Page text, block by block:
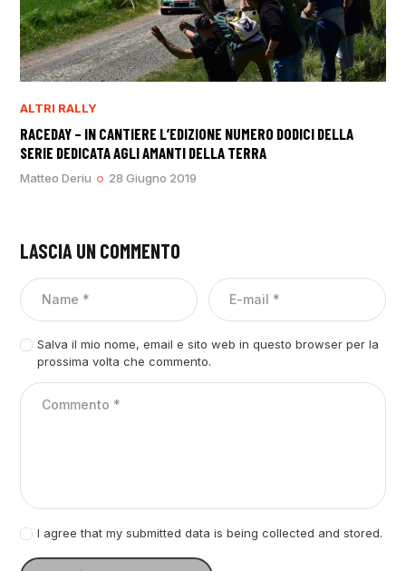
ALTRI RALLY
RACEDAY – IN CANTIERE L’EDIZIONE NUMERO DODICI DELLA
SERIE DEDICATA AGLI AMANTI DELLA TERRA
Matteo Deriu 28 Giugno 2019
LASCIA UN COMMENTO
Salva il mio nome, email e sito web in questo browser per la
prossima volta che commento.
I agree that my submitted data is being collected and stored.